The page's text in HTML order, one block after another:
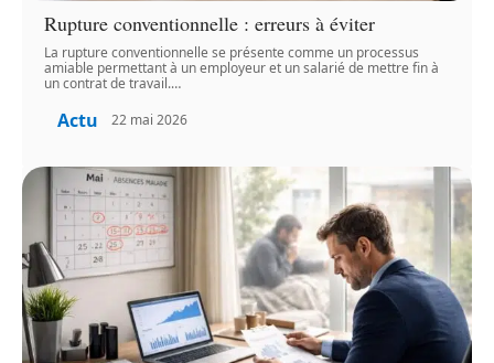
Rupture conventionnelle : erreurs à éviter
La rupture conventionnelle se présente comme un processus
amiable permettant à un employeur et un salarié de mettre fin à
un contrat de travail.…
Actu 22 mai 2026